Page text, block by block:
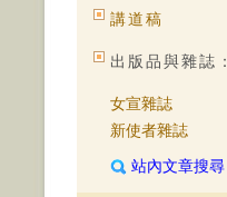
講道稿
出版品與雜誌：
女宣雜誌
新使者雜誌
站內文章搜尋